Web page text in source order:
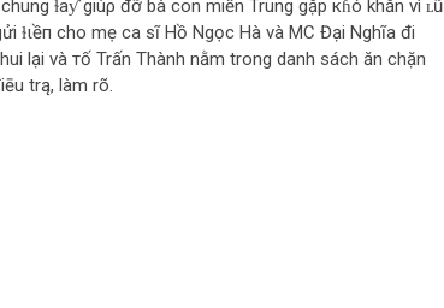
ɫaƴ giúρ đỡ bà con miền Trung gặp кɦó khăn vì ʟũ
ɫιềп cho mẹ ca sĩ Hồ Ngọc Hà và MC Đại Nghĩa đi
lại và тố Trấn Thành nằm trong danh sách ăn chặn
trą, làm rõ.